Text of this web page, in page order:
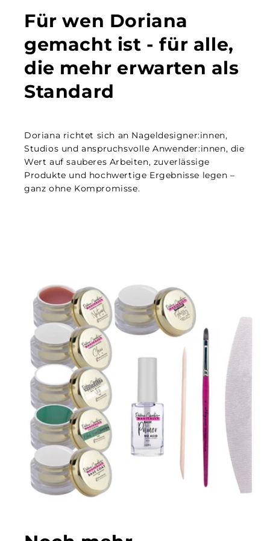
Für wen Doriana
gemacht ist - für alle,
die mehr erwarten als
Standard
Doriana richtet sich an Nageldesigner:innen,
Studios und anspruchsvolle Anwender:innen, die
Wert auf sauberes Arbeiten, zuverlässige
Produkte und hochwertige Ergebnisse legen –
ganz ohne Kompromisse.